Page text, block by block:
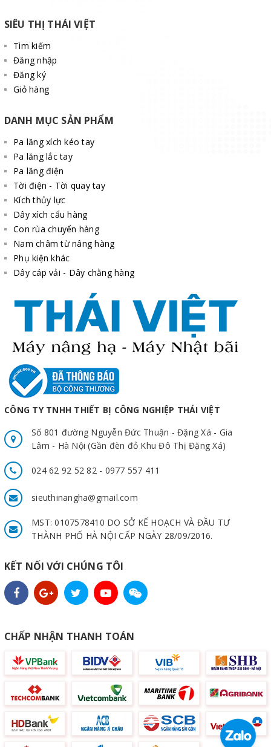
SIÊU THỊ THÁI VIỆT
Tìm kiếm
Đăng nhập
Đăng ký
Giỏ hàng
DANH MỤC SẢN PHẨM
Pa lăng xích kéo tay
Pa lăng lắc tay
Pa lăng điện
Tời điện - Tời quay tay
Kích thủy lực
Dây xích cẩu hàng
Con rùa chuyển hàng
Nam châm từ nâng hàng
Phụ kiện khác
Dây cáp vải - Dây chằng hàng
CÔNG TY TNHH THIẾT BỊ CÔNG NGHIỆP THÁI VIỆT
Số 801 đường Nguyễn Đức Thuận - Đặng Xá - Gia
Lâm - Hà Nội (Gần đèn đỏ Khu Đô Thị Đặng Xá)
024 62 92 52 82 - 0977 557 411
sieuthinangha@gmail.com
MST: 0107578410 DO SỞ KẾ HOẠCH VÀ ĐẦU TƯ
THÀNH PHỐ HÀ NỘI CẤP NGÀY 28/09/2016.
KẾT NỐI VỚI CHÚNG TÔI
CHẤP NHẬN THANH TOÁN